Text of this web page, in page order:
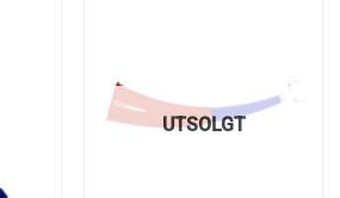
Alternativene
kan
velges
UTSOLGT